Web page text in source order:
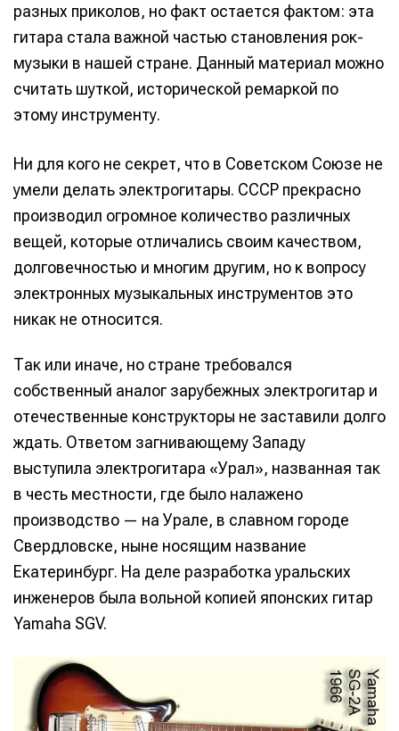
разных приколов, но факт остается фактом: эта
гитара стала важной частью становления рок-
музыки в нашей стране. Данный материал можно
считать шуткой, исторической ремаркой по
этому инструменту.
Ни для кого не секрет, что в Советском Союзе не
умели делать электрогитары. СССР прекрасно
производил огромное количество различных
вещей, которые отличались своим качеством,
долговечностью и многим другим, но к вопросу
электронных музыкальных инструментов это
никак не относится.
Так или иначе, но стране требовался
собственный аналог зарубежных электрогитар и
отечественные конструкторы не заставили долго
ждать. Ответом загнивающему Западу
выступила электрогитара «Урал», названная так
в честь местности, где было налажено
производство — на Урале, в славном городе
Свердловске, ныне носящим название
Екатеринбург. На деле разработка уральских
инженеров была вольной копией японских гитар
Yamaha SGV.